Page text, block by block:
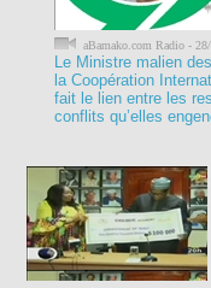
aBamako.com Radio -
Le Ministre malien
la Coopération
fait le lien entre les
conflits qu’elles